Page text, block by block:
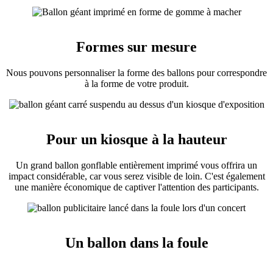
Formes sur mesure
Nous pouvons personnaliser la forme des ballons pour correspondre
à la forme de votre produit.
Pour un kiosque à la hauteur
Un grand ballon gonflable entièrement imprimé vous offrira un
impact considérable, car vous serez visible de loin. C'est également
une manière économique de captiver l'attention des participants.
Un ballon dans la foule